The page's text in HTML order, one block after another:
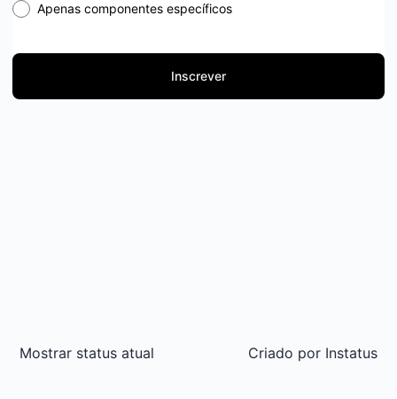
Apenas componentes específicos
Inscrever
Mostrar status atual Criado por Instatus